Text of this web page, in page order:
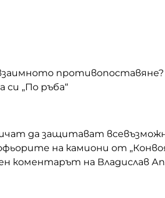
противопоставяне?
си „По ръба“
да защитават
на камиони от
коментарът на Владислав